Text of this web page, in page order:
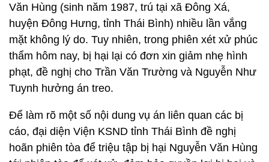
Văn Hùng (sinh năm 1987, trú tại xã Đông Xá,
huyện Đông Hưng, tỉnh Thái Bình) nhiều lần vắng
mặt không lý do. Tuy nhiên, trong phiên xét xử phúc
thẩm hôm nay, bị hại lại có đơn xin giảm nhẹ hình
phạt, đề nghị cho Trần Văn Trường và Nguyễn Như
Tuynh hưởng án treo.
Để làm rõ một số nội dung vụ án liên quan các bị
cáo, đại diện Viện KSND tỉnh Thái Bình đề nghị
hoãn phiên tòa để triệu tập bị hại Nguyễn Văn Hùng